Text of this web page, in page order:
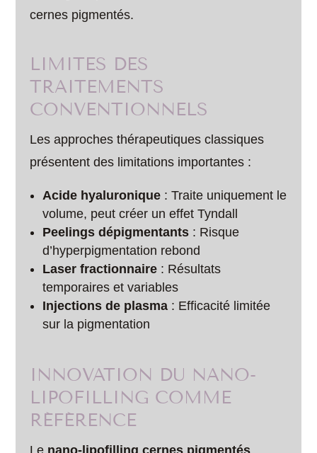
cernes pigmentés.
LIMITES DES
TRAITEMENTS
CONVENTIONNELS
Les approches thérapeutiques classiques
présentent des limitations importantes :
Acide hyaluronique : Traite uniquement le
volume, peut créer un effet Tyndall
Peelings dépigmentants : Risque
d’hyperpigmentation rebond
Laser fractionnaire : Résultats
temporaires et variables
Injections de plasma : Efficacité limitée
sur la pigmentation
INNOVATION DU NANO-
LIPOFILLING COMME
RÉFÉRENCE
Le nano-lipofilling cernes pigmentés